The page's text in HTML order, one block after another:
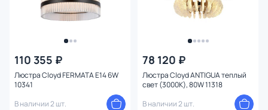
110 355 ₽
Люстра Cloyd FERMATA E14 6W
10341
В наличии 2 шт.
78 120 ₽
Люстра Cloyd ANTIGUA теплый
свет (3000K), 80W 11318
В наличии 2 шт.
Поверхность
Способ крепления
Степень пыле-влагозащиты
Конструкция